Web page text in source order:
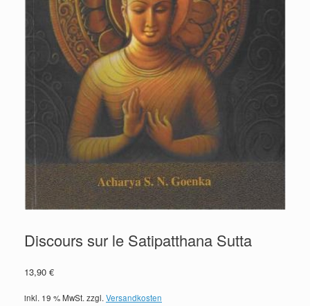
Discours sur le Satipatthana Sutta
13,90 €
inkl. 19 % MwSt. zzgl. Versandkosten